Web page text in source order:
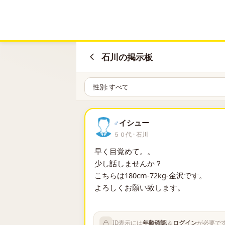
石川の掲示板
♂イシュー
５０代 · 石川
早く目覚めて。。
少し話しませんか？
こちらは180cm-72kg-金沢です。
よろしくお願い致します。
ID表示には年齢確認＆ ログインが必要で